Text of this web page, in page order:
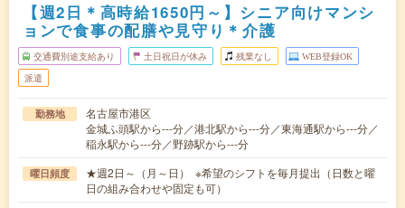
【週2日＊高時給1650円～】シニア向けマンシ
ョンで食事の配膳や見守り＊介護
交通費別途支給あり 土日祝日が休み 残業なし WEB登録OK
派遣
勤務地
名古屋市港区
金城ふ頭駅から---分／港北駅から---分／東海通駅から---分／
稲永駅から---分／野跡駅から---分
曜日頻度
★週2日～（月～日） ※希望のシフトを毎月提出（日数と曜
日の組み合わせや固定も可）